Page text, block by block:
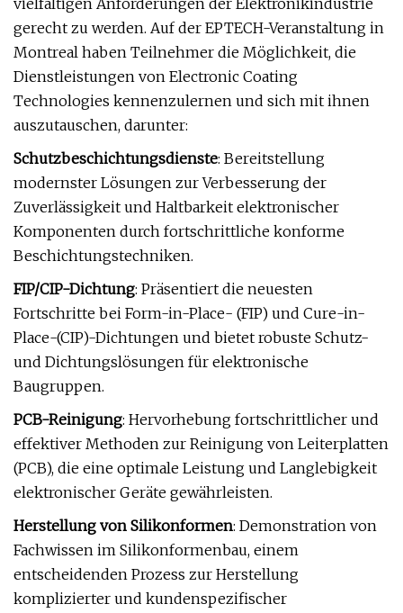
vielfältigen Anforderungen der Elektronikindustrie
gerecht zu werden. Auf der EPTECH-Veranstaltung in
Montreal haben Teilnehmer die Möglichkeit, die
Dienstleistungen von Electronic Coating
Technologies kennenzulernen und sich mit ihnen
auszutauschen, darunter:
Schutzbeschichtungsdienste: Bereitstellung
modernster Lösungen zur Verbesserung der
Zuverlässigkeit und Haltbarkeit elektronischer
Komponenten durch fortschrittliche konforme
Beschichtungstechniken.
FIP/CIP-Dichtung: Präsentiert die neuesten
Fortschritte bei Form-in-Place- (FIP) und Cure-in-
Place-(CIP)-Dichtungen und bietet robuste Schutz-
und Dichtungslösungen für elektronische
Baugruppen.
PCB-Reinigung: Hervorhebung fortschrittlicher und
effektiver Methoden zur Reinigung von Leiterplatten
(PCB), die eine optimale Leistung und Langlebigkeit
elektronischer Geräte gewährleisten.
Herstellung von Silikonformen: Demonstration von
Fachwissen im Silikonformenbau, einem
entscheidenden Prozess zur Herstellung
komplizierter und kundenspezifischer